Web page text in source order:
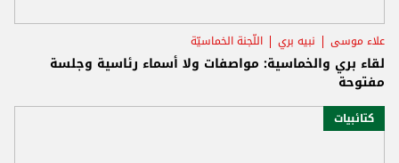
علاء موسى نبيه بري اللّجنة الخماسيّة
لقاء بري والخماسية: مواصفات ولا أسماء رئاسية وجلسة
مفتوحة
كتائبيات